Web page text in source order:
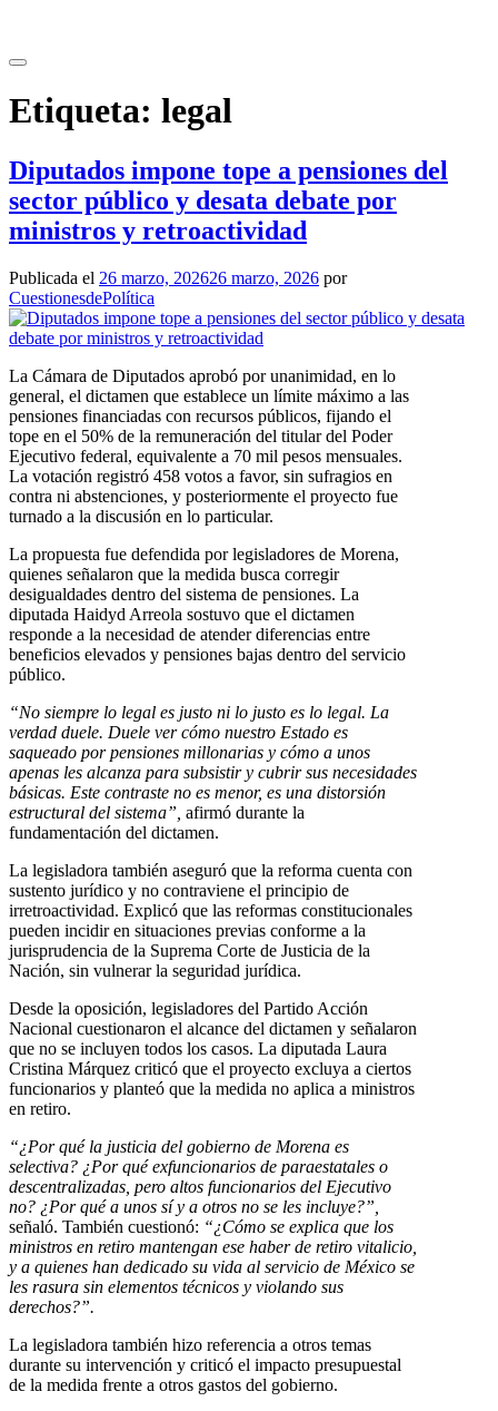
contenido
Etiqueta: legal
Diputados impone tope a pensiones del
sector público y desata debate por
ministros y retroactividad
Publicada el 26 marzo, 202626 marzo, 2026 por
CuestionesdePolítica
La Cámara de Diputados aprobó por unanimidad, en lo
general, el dictamen que establece un límite máximo a las
pensiones financiadas con recursos públicos, fijando el
tope en el 50% de la remuneración del titular del Poder
Ejecutivo federal, equivalente a 70 mil pesos mensuales.
La votación registró 458 votos a favor, sin sufragios en
contra ni abstenciones, y posteriormente el proyecto fue
turnado a la discusión en lo particular.
La propuesta fue defendida por legisladores de Morena,
quienes señalaron que la medida busca corregir
desigualdades dentro del sistema de pensiones. La
diputada Haidyd Arreola sostuvo que el dictamen
responde a la necesidad de atender diferencias entre
beneficios elevados y pensiones bajas dentro del servicio
público.
“No siempre lo legal es justo ni lo justo es lo legal. La
verdad duele. Duele ver cómo nuestro Estado es
saqueado por pensiones millonarias y cómo a unos
apenas les alcanza para subsistir y cubrir sus necesidades
básicas. Este contraste no es menor, es una distorsión
estructural del sistema”, afirmó durante la
fundamentación del dictamen.
La legisladora también aseguró que la reforma cuenta con
sustento jurídico y no contraviene el principio de
irretroactividad. Explicó que las reformas constitucionales
pueden incidir en situaciones previas conforme a la
jurisprudencia de la Suprema Corte de Justicia de la
Nación, sin vulnerar la seguridad jurídica.
Desde la oposición, legisladores del Partido Acción
Nacional cuestionaron el alcance del dictamen y señalaron
que no se incluyen todos los casos. La diputada Laura
Cristina Márquez criticó que el proyecto excluya a ciertos
funcionarios y planteó que la medida no aplica a ministros
en retiro.
“¿Por qué la justicia del gobierno de Morena es
selectiva? ¿Por qué exfuncionarios de paraestatales o
descentralizadas, pero altos funcionarios del Ejecutivo
no? ¿Por qué a unos sí y a otros no se les incluye?”,
señaló. También cuestionó: “¿Cómo se explica que los
ministros en retiro mantengan ese haber de retiro vitalicio,
y a quienes han dedicado su vida al servicio de México se
les rasura sin elementos técnicos y violando sus
derechos?”.
La legisladora también hizo referencia a otros temas
durante su intervención y criticó el impacto presupuestal
de la medida frente a otros gastos del gobierno.